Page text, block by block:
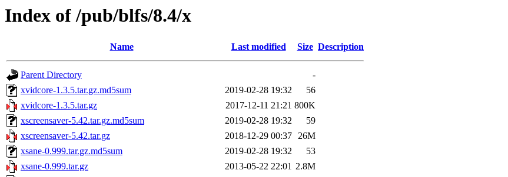
Index of /pub/blfs/8.4/x
Name Last modified Size Description
Parent Directory
-
xvidcore-1.3.5.tar.gz.md5sum
2019-02-28 19:32
56
xvidcore-1.3.5.tar.gz
2017-12-11 21:21 800K
xscreensaver-5.42.tar.gz.md5sum
2019-02-28 19:32
59
xscreensaver-5.42.tar.gz
2018-12-29 00:37 26M
xsane-0.999.tar.gz.md5sum
2019-02-28 19:32
53
xsane-0.999.tar.gz
2013-05-22 22:01 2.8M